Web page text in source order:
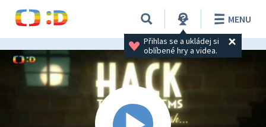
Přihlas se a ukládej si
oblíbené hry a videa.
MENU